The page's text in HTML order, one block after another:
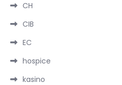
CH
CIB
EC
hospice
kasino